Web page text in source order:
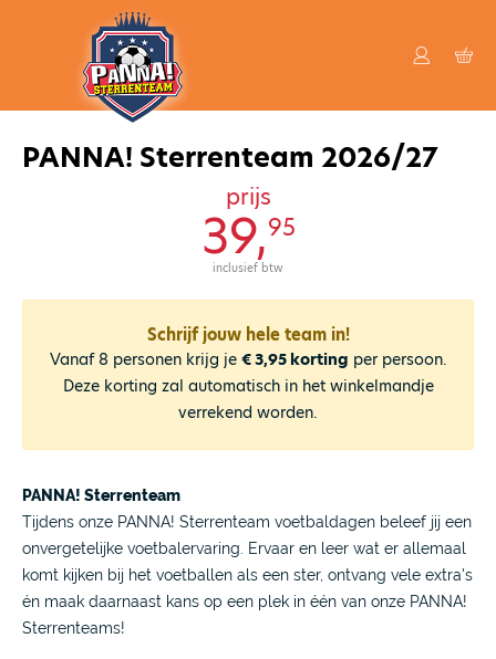
PANNA! Sterrenteam 2026/27
prijs
39,95
inclusief btw
Schrijf jouw hele team in!
Vanaf 8 personen krijg je € 3,95 korting per persoon.
Deze korting zal automatisch in het winkelmandje
verrekend worden.
PANNA! Sterrenteam
Tijdens onze PANNA! Sterrenteam voetbaldagen beleef jij een
onvergetelijke voetbalervaring. Ervaar en leer wat er allemaal
komt kijken bij het voetballen als een ster, ontvang vele extra's
én maak daarnaast kans op een plek in één van onze PANNA!
Sterrenteams!